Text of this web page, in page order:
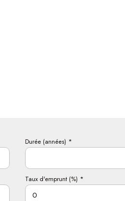
Durée (années) *
Taux d'emprunt (%) *